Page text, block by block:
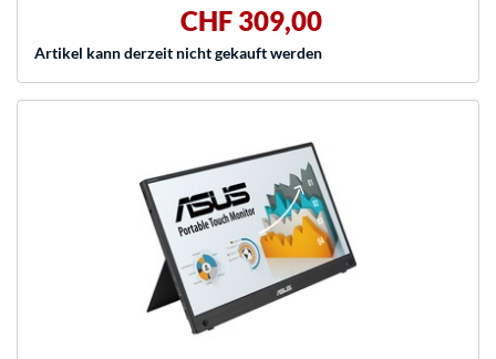
CHF 309,00
Artikel kann derzeit nicht gekauft werden